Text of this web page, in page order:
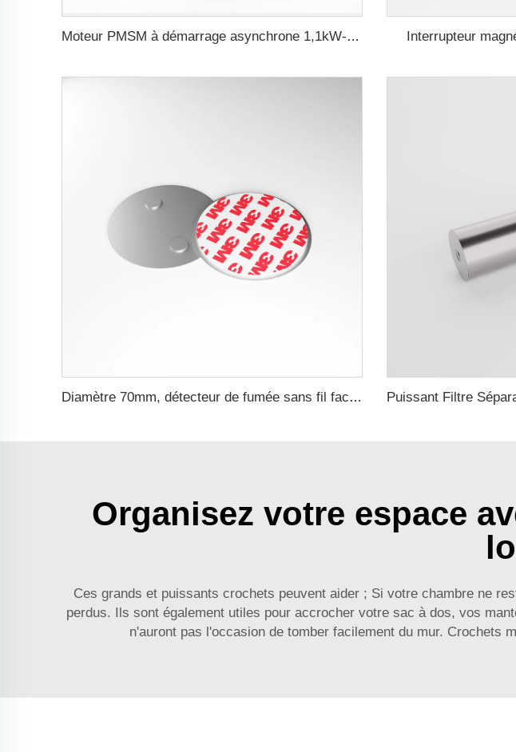
Moteur PMSM à démarrage asynchrone 1,1kW-30kW Interrupteur
Diamètre 70mm, détecteur de fumée sans fil facile à utiliser avec support magnétique
Organisez votre espace
Ces grands et puissants crochets peuvent aider ; Si votre chambre ne
perdus. Ils sont également utiles pour accrocher votre sac à dos, vos
n'auront pas l'occasion de tomber facilement du mur. Crochets